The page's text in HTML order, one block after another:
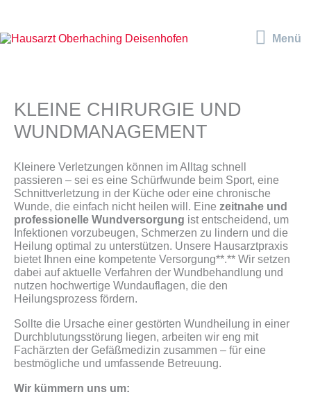
springen
Menü
Menü
KLEINE CHIRURGIE UND
WUNDMANAGEMENT
Kleinere Verletzungen können im Alltag schnell
passieren – sei es eine Schürfwunde beim Sport, eine
Schnittverletzung in der Küche oder eine chronische
Wunde, die einfach nicht heilen will. Eine zeitnahe und
professionelle Wundversorgung ist entscheidend, um
Infektionen vorzubeugen, Schmerzen zu lindern und die
Heilung optimal zu unterstützen. Unsere Hausarztpraxis
bietet Ihnen eine kompetente Versorgung**.** Wir setzen
dabei auf aktuelle Verfahren der Wundbehandlung und
nutzen hochwertige Wundauflagen, die den
Heilungsprozess fördern.
Sollte die Ursache einer gestörten Wundheilung in einer
Durchblutungsstörung liegen, arbeiten wir eng mit
Fachärzten der Gefäßmedizin zusammen – für eine
bestmögliche und umfassende Betreuung.
Wir kümmern uns um: